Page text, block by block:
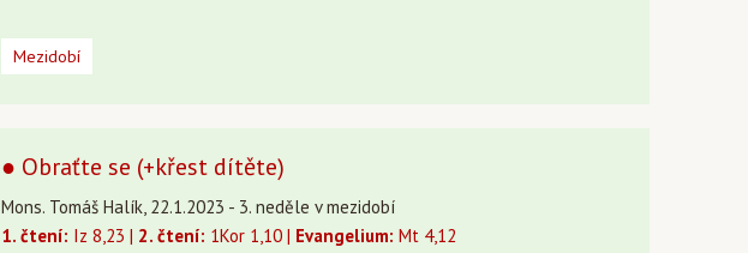
Mezidobí
● Obraťte se (+křest dítěte)
Mons. Tomáš Halík, 22.1.2023 - 3. neděle v mezidobí
1. čtení: Iz 8,23 | 2. čtení: 1Kor 1,10 | Evangelium: Mt 4,12